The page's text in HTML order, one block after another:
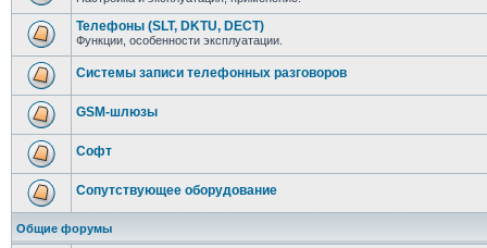
Телефоны (SLT, DKTU, DECT)
Функции, особенности эксплуатации.
Системы записи телефонных разговоров
GSM-шлюзы
Софт
Сопутствующее оборудование
Общие форумы